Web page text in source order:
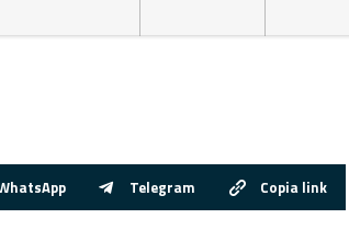
Telegram Copia link